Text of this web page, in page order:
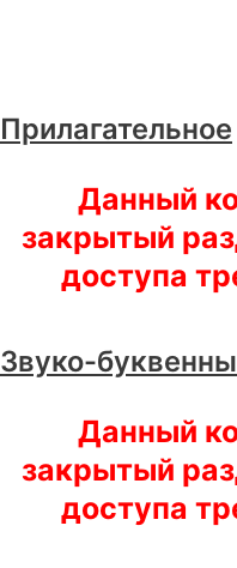
Прилагательное
Данный
закрытый
доступа
Звуко-
Данный
закрытый
доступа